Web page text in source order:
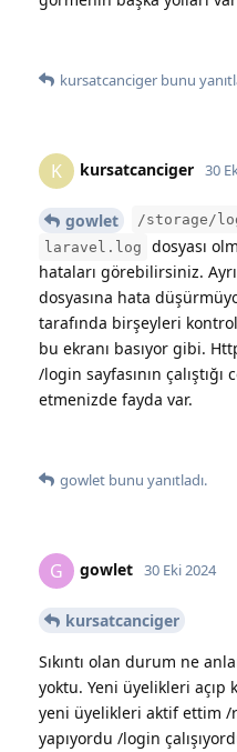
kursatcanciger bunu
K kursatcanciger 30
gowlet /storage/
laravel.log
dosyası
hataları görebilirsiniz.
dosyasına hata
tarafında birşeyleri
bu ekranı basıyor gibi.
/login sayfasının
etmenizde fayda var.
gowlet bunu yanıtladı.
G gowlet 30 Eki 2024
kursatcanciger
Sıkıntı olan durum ne
yoktu. Yeni üyelikleri
yeni üyelikleri aktif ettim /
yapıyordu /login